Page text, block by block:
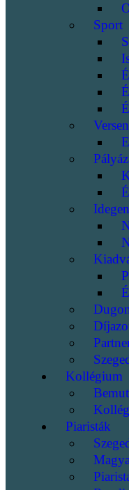
Sport
Kollégium
Piaristák